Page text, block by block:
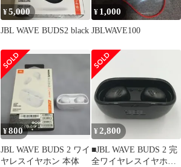
¥5,000
JBL WAVE BUDS2 black
¥ 1,000
JBLWAVE100
¥800
JBL WAVE BUDS 2 ワイ
ヤレスイヤホン 本体
¥2,800
■JBL WAVE BUDS 2 完
全ワイヤレスイヤホン